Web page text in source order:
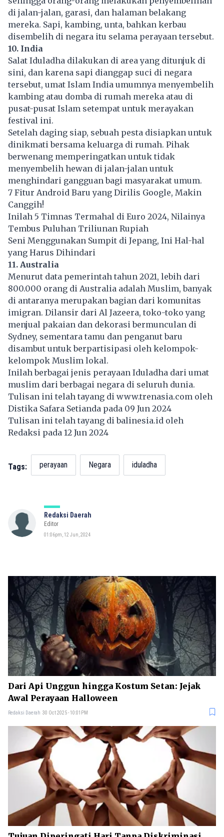
di jalan-jalan, garasi, dan halaman belakang
mereka. Sapi, kambing, unta, bahkan kerbau
disembelih di negara itu selama perayaan tersebut.
10. India
Salat Iduladha dilakukan di area yang ditunjuk di
sini, dan karena sapi dianggap suci di negara
tersebut, umat Islam India umumnya menyembelih
kambing atau domba di rumah mereka atau di
pusat-pusat Islam setempat untuk merayakan
festival ini.
Setelah daging siap, sebuah pesta disiapkan untuk
dinikmati bersama keluarga di rumah. Pihak
berwenang memperingatkan untuk tidak
menyembelih hewan di jalan-jalan untuk
menghindari gangguan bagi masyarakat umum.
7 Fitur Android Baru yang Dirilis Google, Makin
Canggih!
Inilah 5 Timnas Termahal di Euro 2024, Nilainya
Tembus Puluhan Triliunan Rupiah
Seni Menggunakan Sumpit di Jepang, Ini Hal-hal
yang Harus Dihindari
11. Australia
Menurut data pemerintah tahun 2021, lebih dari
800.000 orang di Australia adalah Muslim, banyak
di antaranya merupakan bagian dari komunitas
imigran. Dilansir dari Al Jazeera, toko-toko yang
menjual pakaian dan dekorasi bermunculan di
Sydney, sementara tamu dan penganut baru
disambut untuk berpartisipasi oleh kelompok-
kelompok Muslim lokal.
Inilah berbagai jenis perayaan Iduladha dari umat
muslim dari berbagai negara di seluruh dunia.
Tulisan ini telah tayang di www.trenasia.com oleh
Distika Safara Setianda pada 09 Jun 2024
Tulisan ini telah tayang dibalinesia.id oleh
Redaksi pada 12 Jun 2024
Tags: perayaan Negara iduladha
Redaksi Daerah
Editor
01:06pm, 12 Jun, 2024
Dari Api Unggun hingga Kostum Setan: Jejak
Awal Perayaan Halloween
Redaksi Daerah 30 Oct 2025 - 10:01PM